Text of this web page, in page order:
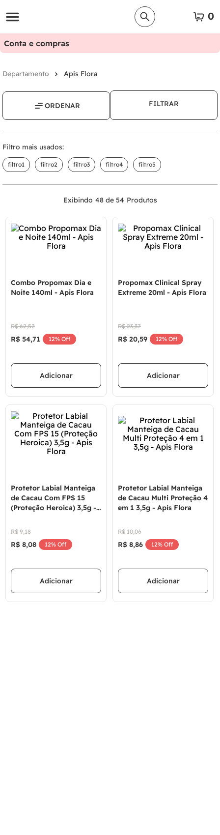
0
Conta e compras
Apis Flora
FILTRAR
Filtro mais usados:
filtro1 filtro2 filtro3 filtro4 filtro5
48 de 54
Combo Propomax Dia e
Noite 140ml - Apis Flora
R$ 62,52
R$ 54,71 12% Off
Adicionar
Propomax Clinical Spray
Extreme 20ml - Apis Flora
R$ 23,37
R$ 20,59 12% Off
Adicionar
Protetor Labial Manteiga
de Cacau Com FPS 15
(Proteção Heroica) 3,5g -
R$ 9,18
R$ 8,08 12% Off
Adicionar
Protetor Labial Manteiga
de Cacau Multi Proteção 4
em 1 3,5g - Apis Flora
R$ 10,06
R$ 8,86 12% Off
Adicionar